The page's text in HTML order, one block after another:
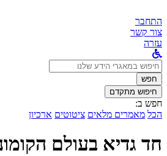
התחבר
צור קשר
עזרה
לחפש
ב:חפש
חיפוש מתקדם
חפש ב:
הכל מאמרים מלאים ציטוטים ארכיון
חד גדיא בעולם